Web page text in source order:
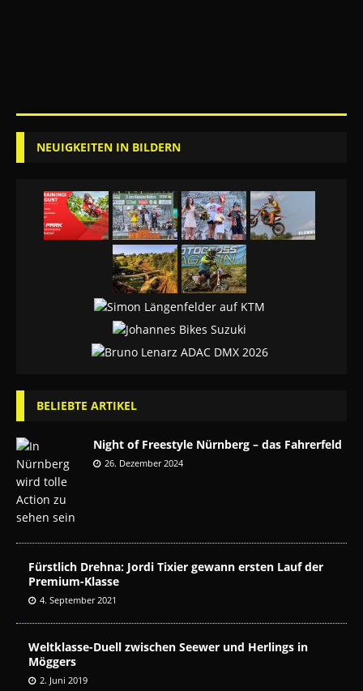
NEUIGKEITEN IN BILDERN
BELIEBTE ARTIKEL
Night of Freestyle Nürnberg – das Fahrerfeld
26. Dezember 2024
Fürstlich Drehna: Jordi Tixier gewann ersten Lauf der
Premium-Klasse
4. September 2021
Weltklasse-Duell zwischen Seewer und Herlings in
Möggers
2. Juni 2019